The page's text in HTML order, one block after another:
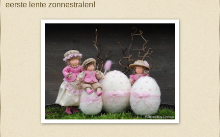
eerste lente zonnestralen!